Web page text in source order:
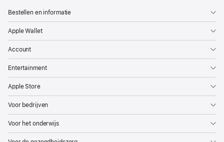
Bestellen en informatie
Apple Wallet
Account
Entertainment
Apple Store
Voor bedrijven
Voor het onderwijs